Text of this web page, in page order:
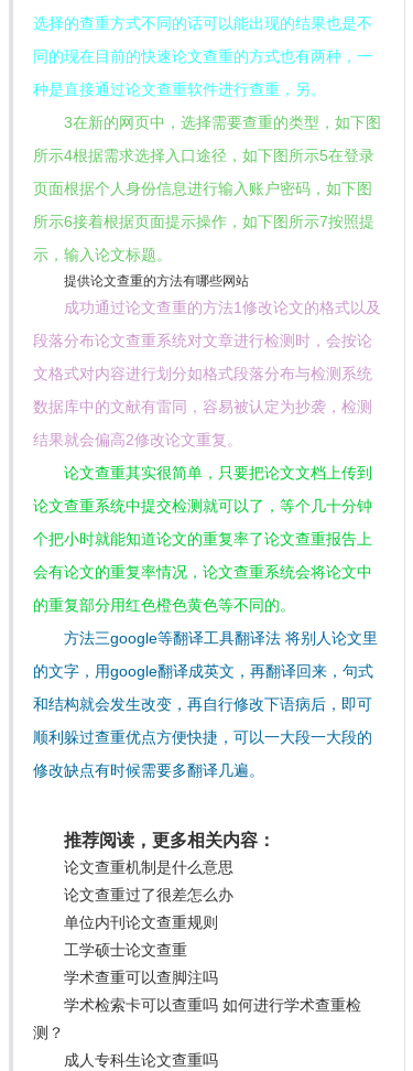
选择的查重方式不同的话可以能出现的结果也是不
同的现在目前的快速论文查重的方式也有两种，一
种是直接通过论文查重软件进行查重，另。
3在新的网页中，选择需要查重的类型，如下图
所示4根据需求选择入口途径，如下图所示5在登录
页面根据个人身份信息进行输入账户密码，如下图
所示6接着根据页面提示操作，如下图所示7按照提
示，输入论文标题。
提供论文查重的方法有哪些网站
成功通过论文查重的方法1修改论文的格式以及
段落分布论文查重系统对文章进行检测时，会按论
文格式对内容进行划分如格式段落分布与检测系统
数据库中的文献有雷同，容易被认定为抄袭，检测
结果就会偏高2修改论文重复。
论文查重其实很简单，只要把论文文档上传到
论文查重系统中提交检测就可以了，等个几十分钟
个把小时就能知道论文的重复率了论文查重报告上
会有论文的重复率情况，论文查重系统会将论文中
的重复部分用红色橙色黄色等不同的。
方法三google等翻译工具翻译法 将别人论文里
的文字，用google翻译成英文，再翻译回来，句式
和结构就会发生改变，再自行修改下语病后，即可
顺利躲过查重优点方便快捷，可以一大段一大段的
修改缺点有时候需要多翻译几遍。
推荐阅读，更多相关内容：
论文查重机制是什么意思
论文查重过了很差怎么办
单位内刊论文查重规则
工学硕士论文查重
学术查重可以查脚注吗
学术检索卡可以查重吗 如何进行学术查重检
测？
成人专科生论文查重吗